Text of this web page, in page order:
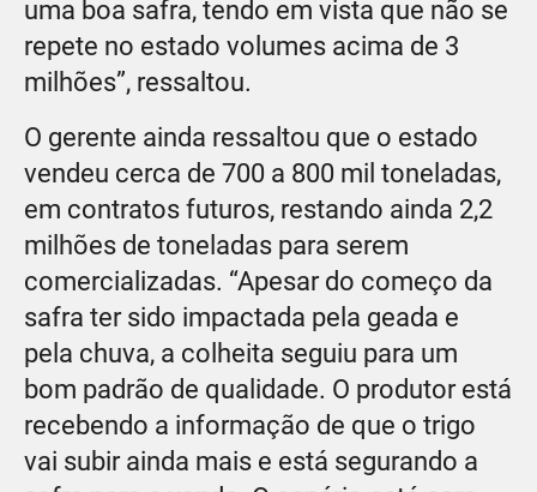
uma boa safra, tendo em vista que não se
repete no estado volumes acima de 3
milhões”, ressaltou.
O gerente ainda ressaltou que o estado
vendeu cerca de 700 a 800 mil toneladas,
em contratos futuros, restando ainda 2,2
milhões de toneladas para serem
comercializadas. “Apesar do começo da
safra ter sido impactada pela geada e
pela chuva, a colheita seguiu para um
bom padrão de qualidade. O produtor está
recebendo a informação de que o trigo
vai subir ainda mais e está segurando a